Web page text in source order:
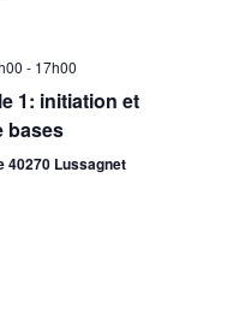
de
vues
- 17h00
1: initiation et
bases
40270 Lussagnet